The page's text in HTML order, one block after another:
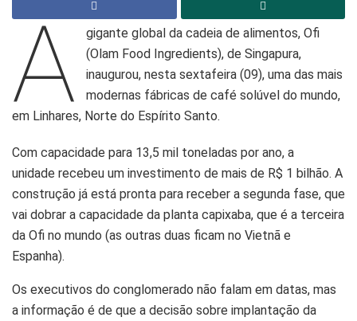
A
gigante global da cadeia de alimentos, Ofi
(Olam Food Ingredients), de Singapura,
inaugurou, nesta sextafeira (09), uma das mais
modernas fábricas de café solúvel do mundo,
em Linhares, Norte do Espírito Santo.
Com capacidade para 13,5 mil toneladas por ano, a
unidade recebeu um investimento de mais de R$ 1 bilhão. A
construção já está pronta para receber a segunda fase, que
vai dobrar a capacidade da planta capixaba, que é a terceira
da Ofi no mundo (as outras duas ficam no Vietnã e
Espanha).
Os executivos do conglomerado não falam em datas, mas
a informação é de que a decisão sobre implantação da